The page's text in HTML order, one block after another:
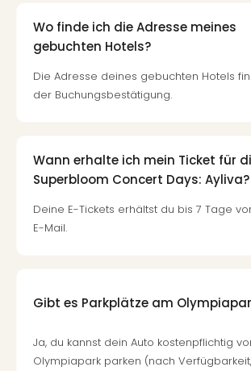
Wo finde ich die Adresse meines
gebuchten Hotels?
Die Adresse deines gebuchten Hotels
der Buchungsbestätigung.
Wann erhalte ich mein Ticket für
Superbloom Concert Days: Ayliva?
Deine E-Tickets erhältst du bis 7 Tage
E-Mail.
Gibt es Parkplätze am
Ja, du kannst dein Auto kostenpflichtig
Olympiapark parken (nach